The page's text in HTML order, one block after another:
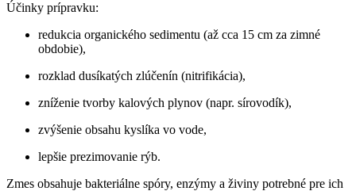
Účinky prípravku:
redukcia organického sedimentu (až cca 15 cm za zimné
obdobie),
rozklad dusíkatých zlúčenín (nitrifikácia),
zníženie tvorby kalových plynov (napr. sírovodík),
zvýšenie obsahu kyslíka vo vode,
lepšie prezimovanie rýb.
Zmes obsahuje bakteriálne spóry, enzýmy a živiny potrebné pre ich